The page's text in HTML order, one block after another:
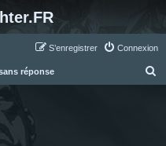
Connexion
S’enregistrer
réponse
avancée